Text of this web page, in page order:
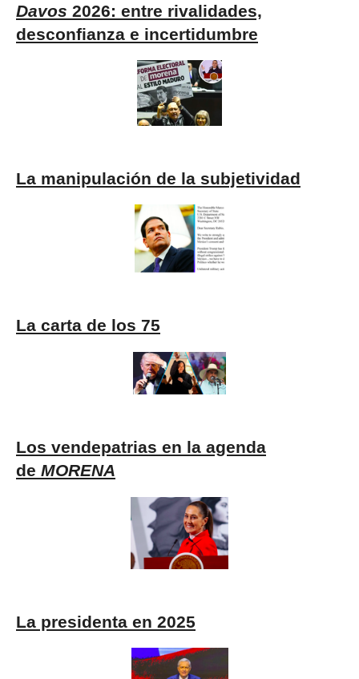
Davos 2026: entre rivalidades,
desconfianza e incertidumbre
La manipulación de la subjetividad
La carta de los 75
Los vendepatrias en la agenda
de MORENA
La presidenta en 2025